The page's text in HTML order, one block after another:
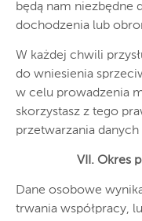
będą nam niezbędne
dochodzenia lub
W każdej chwili
do wniesienia
w celu prowadzenia
skorzystasz z tego
przetwarzania
VII. Okres
Dane osobowe
trwania współpracy,